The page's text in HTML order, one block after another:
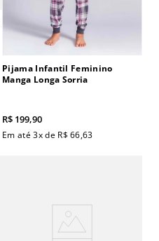
Pijama Infantil Feminino
Manga Longa Sorria
R$ 199,90
Em até3x de R$ 66,63